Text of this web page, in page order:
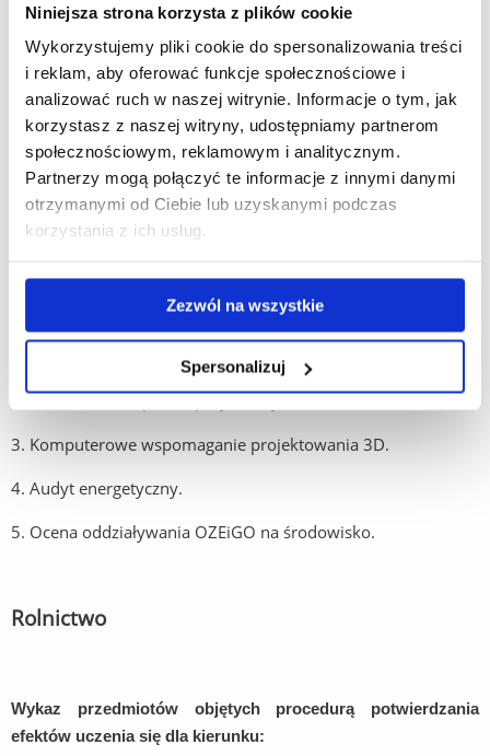
Niniejsza strona korzysta z plików cookie
Wykorzystujemy pliki cookie do spersonalizowania treści
i reklam, aby oferować funkcje społecznościowe i
analizować ruch w naszej witrynie. Informacje o tym, jak
korzystasz z naszej witryny, udostępniamy partnerom
społecznościowym, reklamowym i analitycznym.
Partnerzy mogą połączyć te informacje z innymi danymi
otrzymanymi od Ciebie lub uzyskanymi podczas
korzystania z ich usług.
Zezwól na wszystkie
Spersonalizuj
5. Analiza danych z elementami statystyki w OZEiGO.
6. Pozyskiwanie funduszy w OZEiGO.
Odnawialne źródła energii i gospodarka odpadami II st.:
Sylabusy przedmiotów objętych procedurą potwierdzania
efektów uczenia się dla kierunku Odnawialne źródła energii
i gospodarka odpadami II st:
Studia niestacjonarne
1. Metody operacyjnego zarządzania projektem.
2. Kierowanie zespołem projektowym.
3. Komputerowe wspomaganie projektowania 3D.
4. Audyt energetyczny.
5. Ocena oddziaływania OZEiGO na środowisko.
Rolnictwo
Wykaz przedmiotów objętych procedurą potwierdzania
efektów uczenia się dla kierunku: